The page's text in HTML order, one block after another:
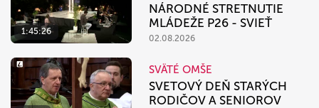
1:45:26
NÁRODNÉ STRETNUTIE
MLÁDEŽE P26 - SVIEŤ
02.08.2026
SVÄTÉ OMŠE
SVETOVÝ DEŇ STARÝCH
RODIČOV A SENIOROV